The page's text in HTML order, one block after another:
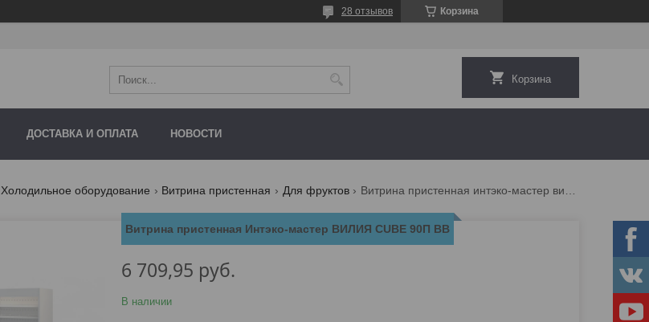
Корзина
28 отзывов
Корзина
ДОСТАВКА И ОПЛАТА НОВОСТИ
Холодильное оборудование Витрина пристенная Для фруктов Витрина пристенная интэко-мастер вилия сube 90п вв
Витрина пристенная Интэко-мастер ВИЛИЯ СUBE 90П ВВ
6 709,95 руб.
В наличии